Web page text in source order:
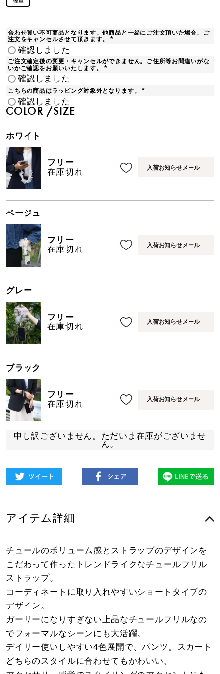
合わせ買い不可商品となります。他商品と一緒にご注文頂いた場合、ご
注文をキャンセルさせて頂きます。
須
)
確認しました
ご注文確定後の変更・キャンセルができません。ご住所等お間違いがな
いかご確認をお願いいたします。
)
確認しました
こちらの商品はラッピング対象外となります。
確認しました
COLOR SIZE
ホワイト
フリー
在庫切れ
入荷お知らせメール
ベージュ
フリー
在庫切れ
入荷お知らせメール
グレー
フリー
在庫切れ
入荷お知らせメール
ブラック
フリー
在庫切れ
入荷お知らせメール
申し訳ございません。ただいま在庫がございませ
ん。
アイテム詳細
チュールのボリューム感とストラップのデザインを
こだわって作ったトレンドライクなチュールフリル
ストラップ。
コーディネートに取り入れやすいショートタイプの
デザイン。
ガーリーになりすぎない上品なチュールフリルなの
でフォーマルなシーンにも大活躍。
デイリー使いしやすい4色展開で、パンツ。スカート
どちらのスタイルに合わせてもかわいい。